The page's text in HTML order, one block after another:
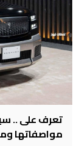
مواصفاتها